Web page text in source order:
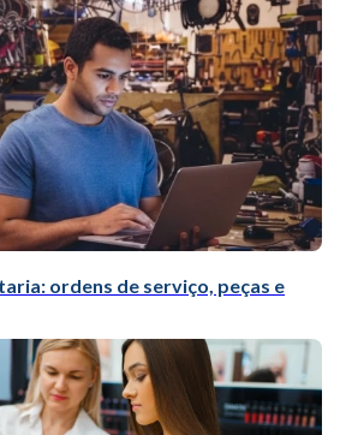
ordens de serviço, peças e